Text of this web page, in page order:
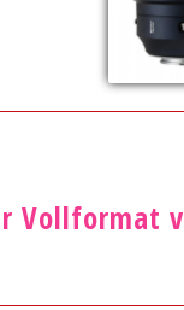
Vollformat